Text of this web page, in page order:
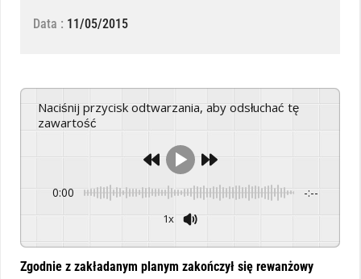
Data : 11/05/2015
Naciśnij przycisk odtwarzania, aby odsłuchać tę
zawartość
0:00 -:--
1x
Zgodnie z zakładanym planym zakończył się rewanżowy